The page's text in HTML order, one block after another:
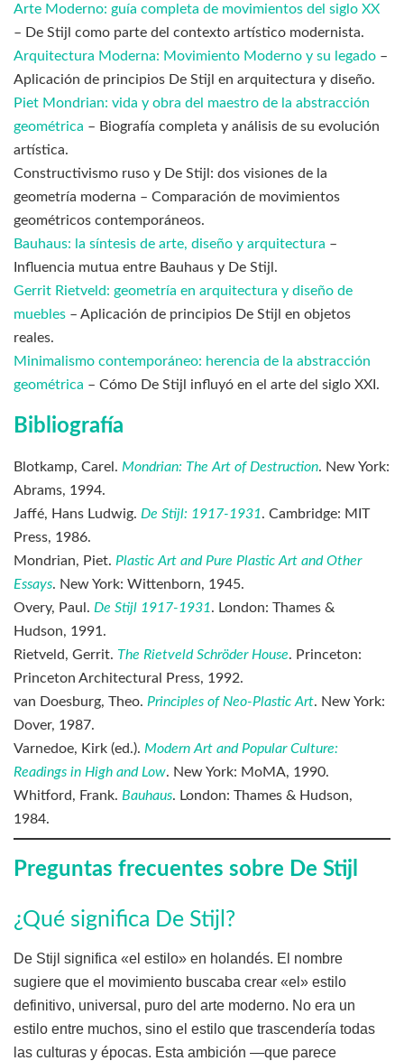
Arte Moderno: guía completa de movimientos del siglo XX
– De Stijl como parte del contexto artístico modernista.
Arquitectura Moderna: Movimiento Moderno y su legado –
Aplicación de principios De Stijl en arquitectura y diseño.
Piet Mondrian: vida y obra del maestro de la abstracción
geométrica – Biografía completa y análisis de su evolución
artística.
Constructivismo ruso y De Stijl: dos visiones de la
geometría moderna – Comparación de movimientos
geométricos contemporáneos.
Bauhaus: la síntesis de arte, diseño y arquitectura –
Influencia mutua entre Bauhaus y De Stijl.
Gerrit Rietveld: geometría en arquitectura y diseño de
muebles – Aplicación de principios De Stijl en objetos
reales.
Minimalismo contemporáneo: herencia de la abstracción
geométrica – Cómo De Stijl influyó en el arte del siglo XXI.
Bibliografía
Blotkamp, Carel. Mondrian: The Art of Destruction. New York:
Abrams, 1994.
Jaffé, Hans Ludwig. De Stijl: 1917-1931. Cambridge: MIT
Press, 1986.
Mondrian, Piet. Plastic Art and Pure Plastic Art and Other
Essays. New York: Wittenborn, 1945.
Overy, Paul. De Stijl 1917-1931. London: Thames &
Hudson, 1991.
Rietveld, Gerrit. The Rietveld Schröder House. Princeton:
Princeton Architectural Press, 1992.
van Doesburg, Theo. Principles of Neo-Plastic Art. New York:
Dover, 1987.
Varnedoe, Kirk (ed.). Modern Art and Popular Culture:
Readings in High and Low. New York: MoMA, 1990.
Whitford, Frank. Bauhaus. London: Thames & Hudson,
1984.
Preguntas frecuentes sobre De Stijl
¿Qué significa De Stijl?
De Stijl significa «el estilo» en holandés. El nombre
sugiere que el movimiento buscaba crear «el» estilo
definitivo, universal, puro del arte moderno. No era un
estilo entre muchos, sino el estilo que trascendería todas
las culturas y épocas. Esta ambición —que parece